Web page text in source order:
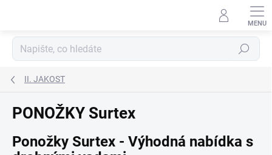
Hledat
II. JAKOST
PONOŽKY Surtex
Ponožky Surtex - Výhodná nabídka s